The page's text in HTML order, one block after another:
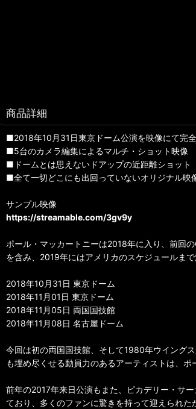
商品詳細
■2018年10月31日東京ドーム公演を映像にて完
■5台のカメラ編集によるマルチ・ショット映像
■ドームとは思えないドアップの近距離ショット
■全て一切どこにも出回っていないオリジナル映
サンプル映像
https://streamable.com/3gv9y
ポール・マッカートニーは2018年に入り、前回
を含み、2019年にはアメリカのスケジュールま
2018年10月31日 東京ドーム
2018年11月01日 東京ドーム
2018年11月05日 両国国技館
2018年11月08日 名古屋ドーム
今回は初の両国国技館、そして1980年ウイング
も埋め尽くせる動員力のあるアーティストは、
前年の2017年来日公演もまた、ピカデリー・サ
ており、多くのファンに驚きを持って迎えられ